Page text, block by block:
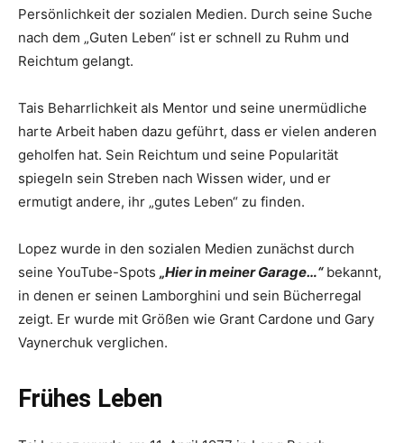
Persönlichkeit der sozialen Medien. Durch seine Suche
nach dem „Guten Leben“ ist er schnell zu Ruhm und
Reichtum gelangt.
Tais Beharrlichkeit als Mentor und seine unermüdliche
harte Arbeit haben dazu geführt, dass er vielen anderen
geholfen hat. Sein Reichtum und seine Popularität
spiegeln sein Streben nach Wissen wider, und er
ermutigt andere, ihr „gutes Leben“ zu finden.
Lopez wurde in den sozialen Medien zunächst durch
seine YouTube-Spots „Hier in meiner Garage…“bekannt,
in denen er seinen Lamborghini und sein Bücherregal
zeigt. Er wurde mit Größen wie Grant Cardone und Gary
Vaynerchuk verglichen.
Frühes Leben